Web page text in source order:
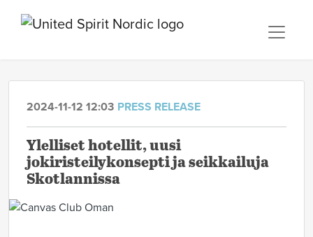
2024-11-12 12:03 PRESS RELEASE
Ylelliset hotellit, uusi
jokiristeilykonsepti ja seikkailuja
Skotlannissa